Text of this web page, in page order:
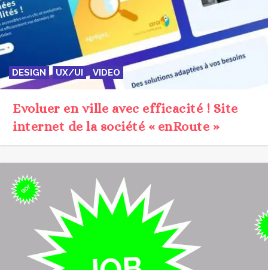
DESIGN UX/UI VIDEO
Evoluer en ville avec efficacité ! Site
internet de la société « enRoute »